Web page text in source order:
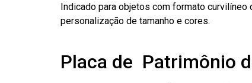
Indicado para objetos com formato
personalização de tamanho e cores.
Placa de Patrimônio